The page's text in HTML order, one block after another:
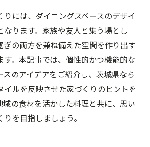
りには、ダイニングスペースのデザイ
なります。家族や友人と集う場とし
ぎの両方を兼ね備えた空間を作り出す
す。本記事では、個性的かつ機能的な
スのアイデアをご紹介し、茨城県なら
イルを反映させた家づくりのヒントを
域の食材を活かした料理と共に、思い
を目指しましょう。